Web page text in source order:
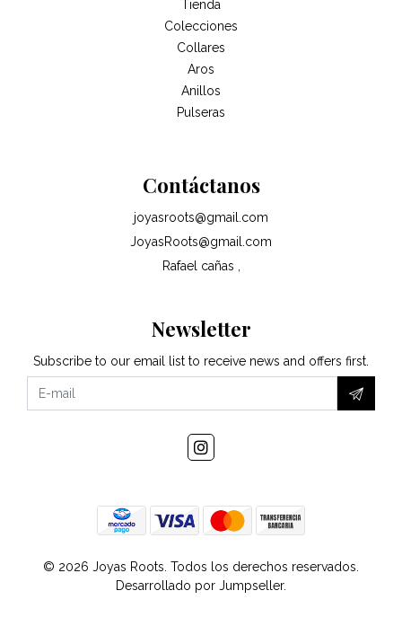
Tienda
Colecciones
Collares
Aros
Anillos
Pulseras
Contáctanos
joyasroots@gmail.com
JoyasRoots@gmail.com
Rafael cañas ,
Newsletter
Subscribe to our email list to receive news and offers first.
© 2026 Joyas Roots. Todos los derechos reservados.
Desarrollado por Jumpseller.